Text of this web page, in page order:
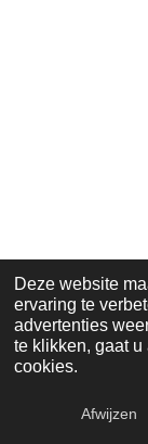
Deze website
ervaring te
advertenties
te klikken, gaat
cookies.
Afwijzen
E-mailadres